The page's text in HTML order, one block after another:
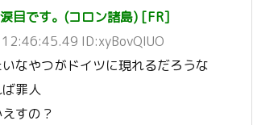
目です。(コロン諸島) [FR]
ID:xyBovQIUO
なやつがドイツに現れるだろうな
罪人
すの？